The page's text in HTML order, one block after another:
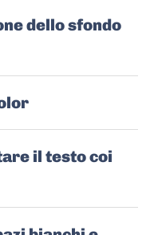
dello sfondo
il testo coi